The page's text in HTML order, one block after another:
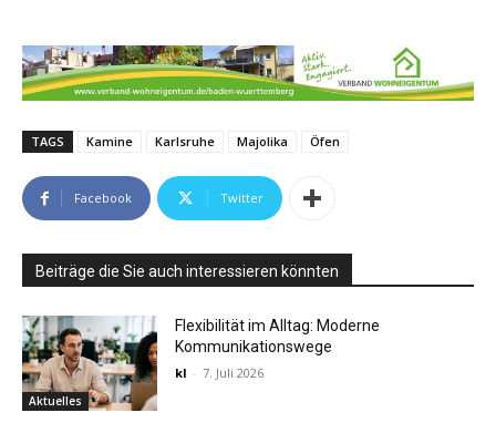
TAGS Kamine Karlsruhe Majolika Öfen
Facebook Twitter
Beiträge die Sie auch interessieren könnten
Aktuelles
Flexibilität im Alltag: Moderne
Kommunikationswege
kl - 7. Juli 2026